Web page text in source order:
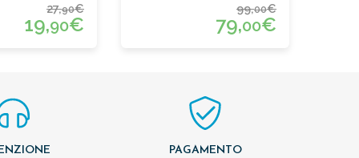
27,90€
19,90€
99,00€
79,00€
PAGAMENTO